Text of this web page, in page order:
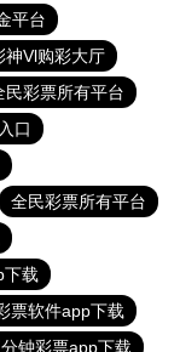
平台
神Vl购彩大厅
民彩票所有平台
口
全民彩票所有平台
下载
票软件app下载
钟彩票app下载